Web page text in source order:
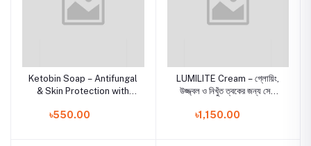
Ketobin Soap – Antifungal
& Skin Protection with
৳550.00
LUMILITE Cream – গ্লোয়িং,
উজ্জ্বল ও নিখুঁত ত্বকের জন্য সেরা
৳1,150.00